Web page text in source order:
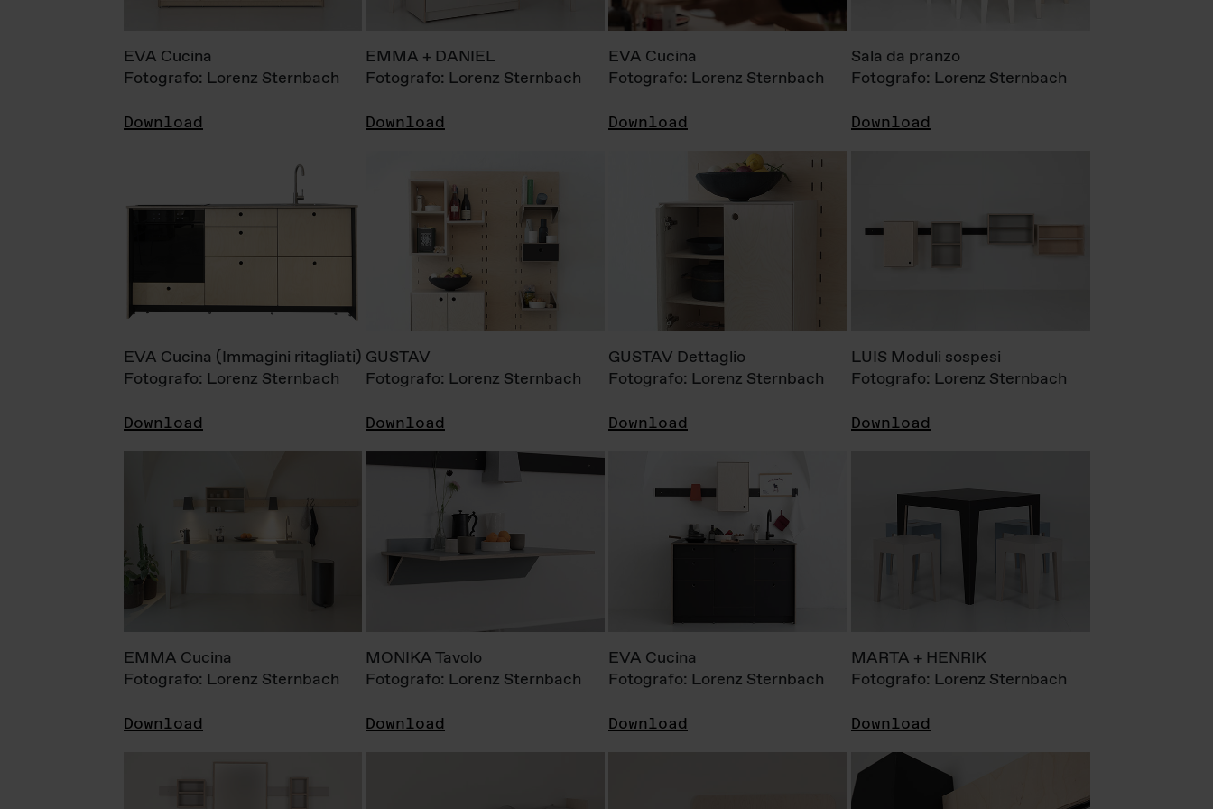
EVA Cucina
Fotografo: Lorenz Sternbach
Download
EMMA + DANIEL
Fotografo: Lorenz Sternbach
Download
EVA Cucina
Fotografo: Lorenz Sternbach
Download
Sala da pranzo
Fotografo: Lorenz Sternbach
Download
EVA Cucina (Immagini ritagliati)
Fotografo: Lorenz Sternbach
Download
GUSTAV
Fotografo: Lorenz Sternbach
Download
GUSTAV Dettaglio
Fotografo: Lorenz Sternbach
Download
LUIS Moduli sospesi
Fotografo: Lorenz Sternbach
Download
EMMA Cucina
Fotografo: Lorenz Sternbach
Download
MONIKA Tavolo
Fotografo: Lorenz Sternbach
Download
EVA Cucina
Fotografo: Lorenz Sternbach
Download
MARTA + HENRIK
Fotografo: Lorenz Sternbach
Download